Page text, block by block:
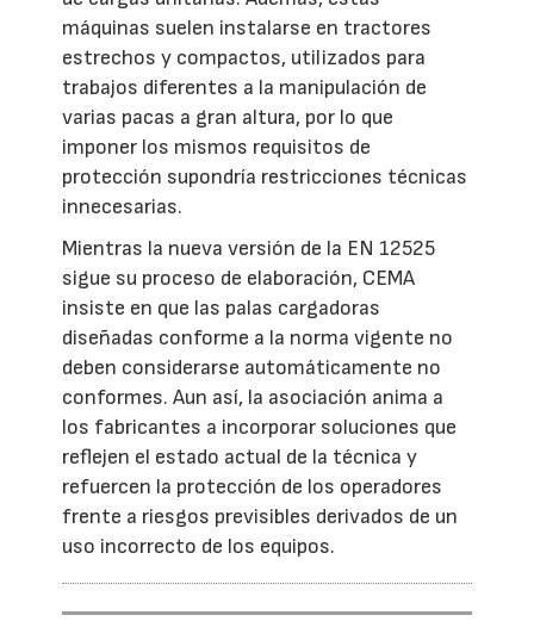
máquinas suelen instalarse en tractores
estrechos y compactos, utilizados para
trabajos diferentes a la manipulación de
varias pacas a gran altura, por lo que
imponer los mismos requisitos de
protección supondría restricciones técnicas
innecesarias.
Mientras la nueva versión de la EN 12525
sigue su proceso de elaboración, CEMA
insiste en que las palas cargadoras
diseñadas conforme a la norma vigente no
deben considerarse automáticamente no
conformes. Aun así, la asociación anima a
los fabricantes a incorporar soluciones que
reflejen el estado actual de la técnica y
refuercen la protección de los operadores
frente a riesgos previsibles derivados de un
uso incorrecto de los equipos.